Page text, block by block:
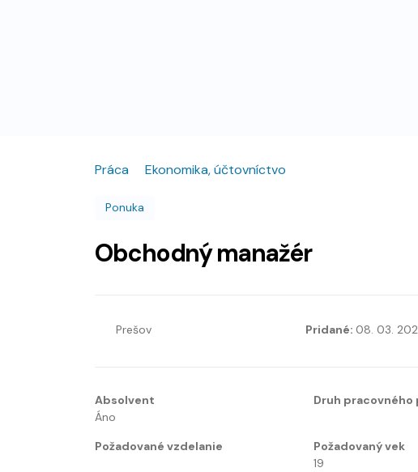
Práca Ekonomika, účtovníctvo
Ponuka
Obchodný manažér
Prešov Pridané: 08. 03.
Absolvent
Áno
Druh pracovného
Požadované vzdelanie
Požadovaný vek
19